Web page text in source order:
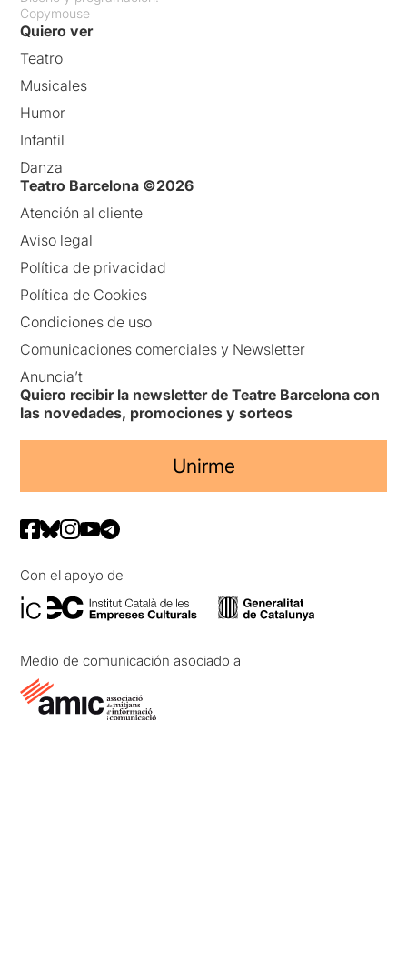
Copymouse
Quiero ver
Teatro
Musicales
Humor
Infantil
Danza
Teatro Barcelona ©2026
Atención al cliente
Aviso legal
Política de privacidad
Política de Cookies
Condiciones de uso
Comunicaciones comerciales y Newsletter
Anuncia’t
Quiero recibir la newsletter de Teatre Barcelona con
las novedades, promociones y sorteos
Unirme
Con el apoyo de
Medio de comunicación asociado a